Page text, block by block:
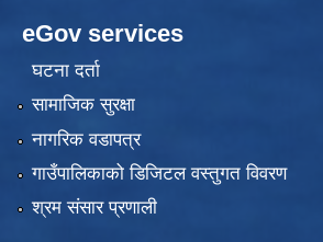
eGov services
घटना दर्ता
सामाजिक सुरक्षा
नागरिक वडापत्र
गाउँपालिकाको डिजिटल वस्तुगत विवरण
श्रम संसार प्रणाली